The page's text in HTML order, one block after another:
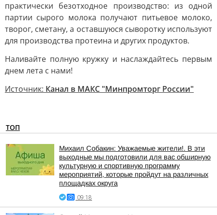
практически безотходное производство: из одной
партии сырого молока получают питьевое молоко,
творог, сметану, а оставшуюся сыворотку используют
для производства протеина и других продуктов.
Наливайте полную кружку и наслаждайтесь первым
днем лета с нами!
Источник: Канал в МАКС "Минпромторг России"
ТОП
Михаил Собакин: Уважаемые жители!. В эти
выходные мы подготовили для вас обширную
культурную и спортивную программу
мероприятий, которые пройдут на различных
площадках округа
09:18